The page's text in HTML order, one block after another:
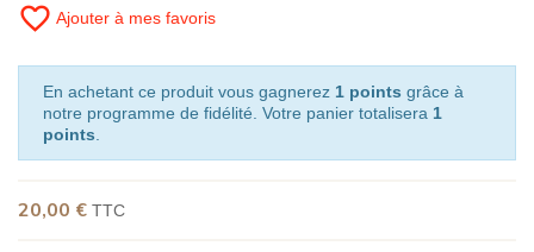
favorite_border Ajouter à mes favoris
En achetant ce produit vous gagnerez 1 points grâce à
notre programme de fidélité. Votre panier totalisera 1
points
20,00 € TTC